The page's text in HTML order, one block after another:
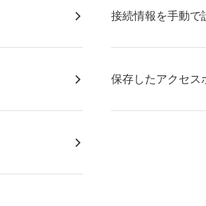
接続情報を手動で
保存したアクセス